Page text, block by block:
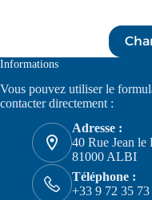
Informations
Vous pouvez utiliser le
contacter directement :
Adresse :
40 Rue Jean
81000 ALBI
Téléphone :
+33 9 72 35 73